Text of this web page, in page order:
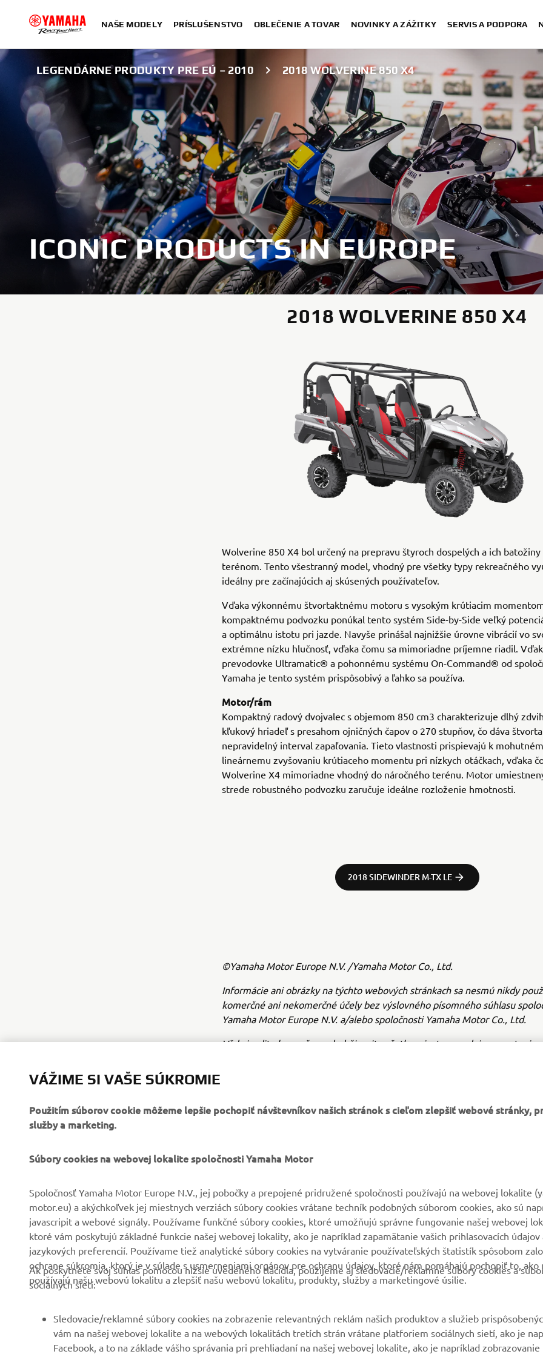
NAŠE MODELY PRÍSLUŠENSTVO OBLEČENIE A TOVAR NOVINKY A ZÁŽITKY SERVIS A PODPORA
LEGENDÁRNE PRODUKTY PRE EÚ – 2010 2018 WOLVERINE 850 X4
ICONIC PRODUCTS IN EUROPE
2018 WOLVERINE 850 X4
Wolverine 850 X4 bol určený na prepravu štyroch dospelých a ich batožiny
terénom. Tento všestranný model, vhodný pre všetky typy rekreačného
ideálny pre začínajúcich aj skúsených používateľov.
Vďaka výkonnému štvortaktnému motoru s vysokým krútiacim
kompaktnému podvozku ponúkal tento systém Side-by-Side veľký
a optimálnu istotu pri jazde. Navyše prinášal najnižšie úrovne vibrácií vo
extrémne nízku hlučnosť, vďaka čomu sa mimoriadne príjemne riadil.
prevodovke Ultramatic® a pohonnému systému On-Command® od
Yamaha je tento systém prispôsobivý a ľahko sa používa.
Motor/rám
Kompaktný radový dvojvalec s objemom 850 cm3 charakterizuje dlhý
kľukový hriadeľ s presahom ojničných čapov o 270 stupňov, čo dáva
nepravidelný interval zapaľovania. Tieto vlastnosti prispievajú k
lineárnemu zvyšovaniu krútiaceho momentu pri nízkych otáčkach, vďaka
Wolverine X4 mimoriadne vhodný do náročného terénu. Motor
strede robustného podvozku zaručuje ideálne rozloženie hmotnosti.
2018 SIDEWINDER M-TX LE
©Yamaha Motor Europe N.V. /Yamaha Motor Co., Ltd.
Informácie ani obrázky na týchto webových stránkach sa nesmú nikdy
komerčné ani nekomerčné účely bez výslovného písomného súhlasu
Yamaha Motor Europe N.V. a/alebo spoločnosti Yamaha Motor Co., Ltd.
Vždy jazdite bezpečne a dodržiavajte všetky miestne predpisy o cestnej
FIREMNÉ STRÁNKY
Novinky
Podujatia
Tlač
Katalóg
Staňte sa predajcom
Zásady týkajúce sa
B2B
Úrady
Prví respondenti
Súprava autoškoly
Partnerstvá
Technické informácie pre
nezávislých predajcov
VIAC YAMAHA
Yamaha Music
Yamaha Racing
Yamaha Motor Global
Mobilné aplikácie
Rezervácia na servis
Nájsť predajcu
Nakladaní s použitými
batériami
VÁŽIME SI VAŠE SÚKROMIE
Použitím súborov cookie môžeme lepšie pochopiť návštevníkov našich stránok s cieľom zlepšiť webové stránky,
služby a marketing.
Súbory cookies na webovej lokalite spoločnosti Yamaha Motor
Spoločnosť Yamaha Motor Europe N.V., jej pobočky a prepojené pridružené spoločnosti používajú na webovej lokalite
motor.eu) a akýchkoľvek jej miestnych verziách súbory cookies vrátane techník podobných súborom cookies, ako sú
javascripit a webové signály. Používame funkčné súbory cookies, ktoré umožňujú správne fungovanie našej webovej
ktoré vám poskytujú základné funkcie našej webovej lokality, ako je napríklad zapamätanie vašich prihlasovacích údajov
jazykových preferencií. Používame tiež analytické súbory cookies na vytváranie používateľských štatistík spôsobom
ochrane súkromia, ktorý je v súlade s usmerneniami orgánov pre ochranu údajov, ktoré nám pomáhajú pochopiť to, ako
používajú našu webovú lokalitu a zlepšiť našu webovú lokalitu, produkty, služby a marketingové úsilie.
Ak poskytnete svoj súhlas pomocou nižšie uvedeného tlačidla, použijeme aj sledovacie/reklamné súbory cookies a
sociálnych sietí:
Sledovacie/reklamné súbory cookies na zobrazenie relevantných reklám našich produktov a služieb
vám na našej webovej lokalite a na webových lokalitách tretích strán vrátane platforiem sociálnych sietí, ako je
Facebook, a to na základe vášho správania pri prehliadaní na našej webovej lokalite, ako je napríklad